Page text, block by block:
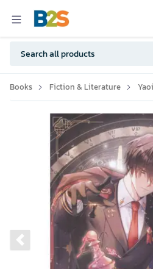
Books Fiction & Literature
Previous slide